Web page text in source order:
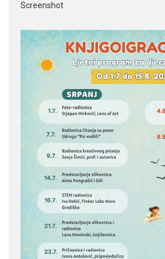
Screenshot